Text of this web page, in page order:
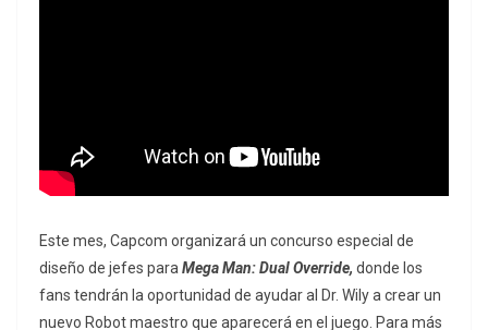
Este mes, Capcom organizará un concurso especial de
diseño de jefes para Mega Man: Dual Override, donde los
fans tendrán la oportunidad de ayudar al Dr. Wily a crear un
nuevo Robot maestro que aparecerá en el juego. Para más